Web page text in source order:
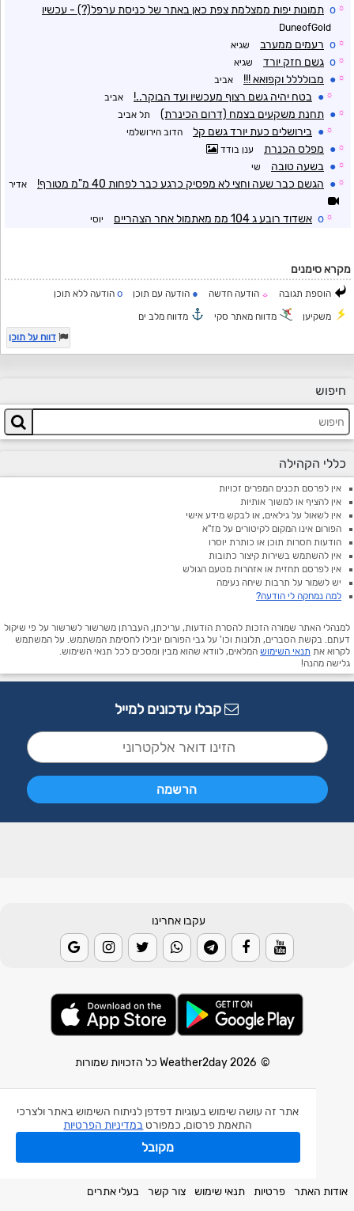
אתר זה עושה שימוש בעוגיות דפדפן לניתוח השימוש באתר ולצרכי
התאמת פרסום, כמפורט במדיניות הפרטיות
מקובל
☼
o תמונות יפות ממצלמת צפת כאן באתר של כניסת ערפל(?) - עכשיו
DuneofGold
☼
o רעמים ממערב שגיא
☼
o גשם חזק יורד שגיא
☼
● מבולללל וקפואא !!! אביב
☼
● בטח יהיה גשם רצוף מעכשיו ועד הבוקר..! אביב
☼
● תחנת משקעים בצמח (דרום הכינרת) תל אביב
☼
● בירושלים כעת יורד גשם קל הדוב הירושלמי
☼
● מפלס הכנרת ענן בודד
☼
● בשעה טובה שי
☼
● הגשם כבר שעה וחצי לא מפסיק כרגע כבר לפחות 40 מ"מ מטורף! אדיר
☼
o אשדוד רובע ג 104 ממ מאתמול אחר הצהריים יוסי
מקרא סימנים
הוספת תגובה ☼ הודעה חדשה ● הודעה עם תוכן o הודעה ללא תוכן
משקיען מדווח מאתר סקי
מדווח מלב ים
דווח על תוכן
חיפוש
כללי הקהילה
אין לפרסם תכנים המפרים זכויות
אין להציף או למשוך אותיות
אין לשאול על גילאים, או לבקש מידע אישי
הפורום אינו המקום לקיטורים על מז"א
הודעות חסרות תוכן או כותרת יוסרו
אין להשתמש בשירות קיצור כתובות
אין לפרסם תחזית או אזהרות מטעם הגולש
יש לשמור על תרבות שיחה נעימה
למה נמחקה לי הודעה?
למנהלי האתר שמורה הזכות להסרת הודעות, עריכתן, העברתן משרשור לשרשור על פי שיקול
דעתם. בקשת הסברים, תלונות וכו' על גבי הפורום יובילו לחסימת המשתמש. על המשתמש
לקרוא את תנאי השימוש המלאים, לוודא שהוא מבין ומסכים לכל תנאי השימוש.
גלישה מהנה!
קבלו עדכונים למייל
עקבו אחרינו
© 2026 Weather2day כל הזכויות שמורות
אפליקצית מזג אוויר
אפליקצית רעידת אדמה
אפליקצית מכ"ם גשם
חלק מהנתונים באדיבות השירות המטאורולוגי הישראלי.
אודות האתר פרטיות תנאי שימוש צור קשר בעלי אתרים